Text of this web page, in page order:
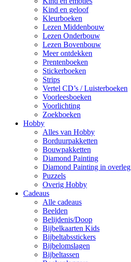
Kind en geloof
Kleurboeken
Lezen Middenbouw
Lezen Onderbouw
Lezen Bovenbouw
Meer ontdekken
Prentenboeken
Stickerboeken
Strips
Vertel CD’s / Luisterboeken
Voorleesboeken
Voorlichting
Zoekboeken
Hobby
Alles van Hobby
Borduurpakketten
Bouwpakketten
Diamond Painting
Diamond Painting in overleg
Puzzels
Overig Hobby
Cadeaus
Alle cadeaus
Beelden
Belijdenis/Doop
Bijbelkaarten Kids
Bijbeltabsstickers
Bijbelomslagen
Bijbeltassen